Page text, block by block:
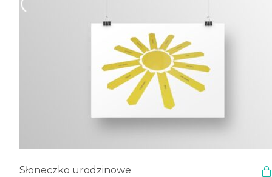
Słoneczko urodzinowe